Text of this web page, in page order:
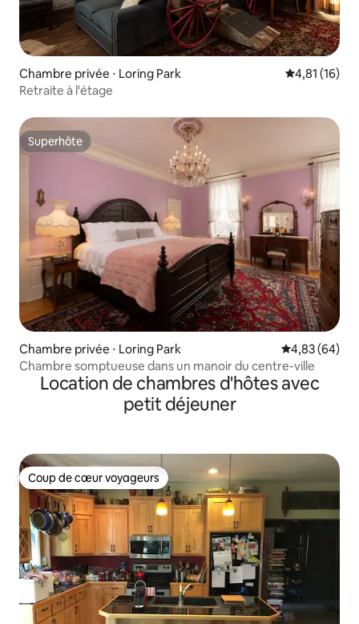
Chambre privée ⋅ Loring Park Évaluation
4,81 (16)
Retraite à l'étage
Superhôte
Superhôte
Chambre privée ⋅ Loring Park Évaluation
4,83 (64)
Chambre somptueuse dans un manoir du centre-ville
Location de chambres d'hôtes avec
petit déjeuner
Coup de cœur voyageurs
Coup de cœur voyageurs